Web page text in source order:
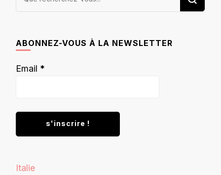
ABONNEZ-VOUS À LA NEWSLETTER
Email *
Italie